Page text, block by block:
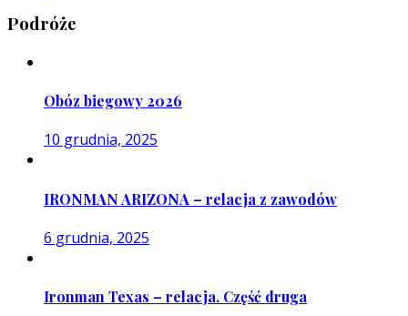
Podróże
Obóz biegowy 2026
10 grudnia, 2025
IRONMAN ARIZONA – relacja z zawodów
6 grudnia, 2025
Ironman Texas – relacja. Część druga